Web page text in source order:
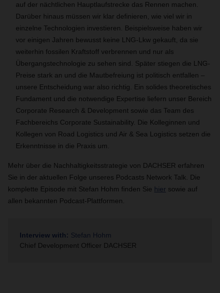
auf der nächtlichen Hauptlaufstrecke das Rennen machen.
Darüber hinaus müssen wir klar definieren, wie viel wir in
einzelne Technologien investieren. Beispielsweise haben wir
vor einigen Jahren bewusst keine LNG-Lkw gekauft, da sie
weiterhin fossilen Kraftstoff verbrennen und nur als
Übergangstechnologie zu sehen sind. Später stiegen die LNG-
Preise stark an und die Mautbefreiung ist politisch entfallen –
unsere Entscheidung war also richtig. Ein solides theoretisches
Fundament und die notwendige Expertise liefern unser Bereich
Corporate Research & Development sowie das Team des
Fachbereichs Corporate Sustainability. Die Kolleginnen und
Kollegen von Road Logistics und Air & Sea Logistics setzen die
Erkenntnisse in die Praxis um.
Mehr über die Nachhaltigkeitsstrategie von DACHSER erfahren
Sie in der aktuellen Folge unseres Podcasts Network Talk. Die
komplette Episode mit Stefan Hohm finden Sie hier sowie auf
allen bekannten Podcast-Plattformen.
Interview with: Stefan Hohm
Chief Development Officer DACHSER